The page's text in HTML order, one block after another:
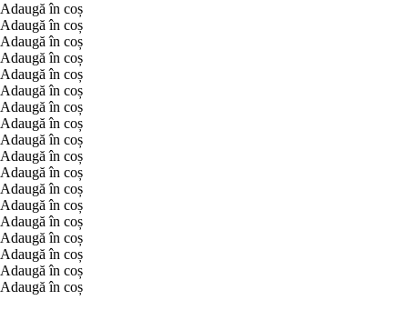
Adaugă în coș
Adaugă în coș
Adaugă în coș
Adaugă în coș
Adaugă în coș
Adaugă în coș
Adaugă în coș
Adaugă în coș
Adaugă în coș
Adaugă în coș
Adaugă în coș
Adaugă în coș
Adaugă în coș
Adaugă în coș
Adaugă în coș
Adaugă în coș
Adaugă în coș
Adaugă în coș